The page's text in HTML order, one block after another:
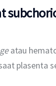
atau
plasenta